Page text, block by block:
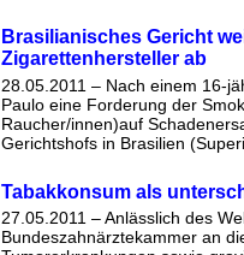
Brasilianisches Gericht
Zigarettenhersteller ab
28.05.2011 – Nach einem 16-
Paulo eine Forderung der
Raucher/innen)auf
Gerichtshofs in Brasilien
Tabakkonsum als
27.05.2011 – Anlässlich des
Bundeszahnärztekammer an